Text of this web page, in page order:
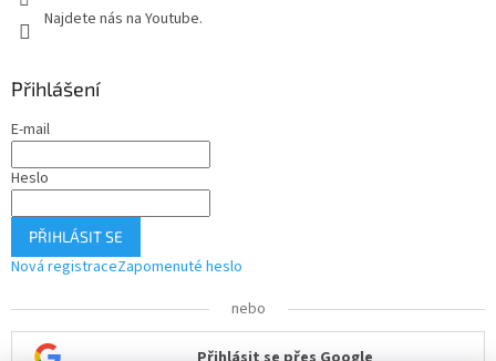
Najdete nás na Youtube.
Přihlášení
E-mail
Heslo
PŘIHLÁSIT SE
Nová registraceZapomenuté heslo
nebo